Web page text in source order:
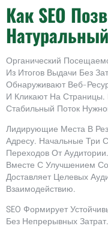
Как SEO
Органический
Из Итогов Выдачи Без
Обнаруживают Веб-
И Кликают На Страницы.
Стабильный Поток
Лидирующие Места В
Адресу. Начальные Три
Переходов От
Вместе С Улучшением
Доставляет Целевых
Взаимодействию.
SEO Формирует
Без Непрерывных